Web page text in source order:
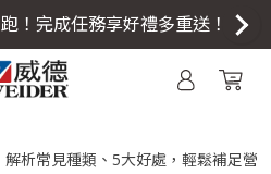
！完成任務享好禮多重送！
析常見種類、5大好處，輕鬆補足營